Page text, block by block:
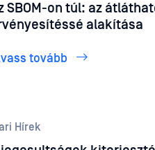
SBOM-on túl: az
alakítása
tovább
Hírek